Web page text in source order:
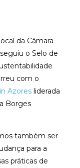
da Câmara
o Selo de
com o
Azores liderada
Borges
também ser
para a
práticas de